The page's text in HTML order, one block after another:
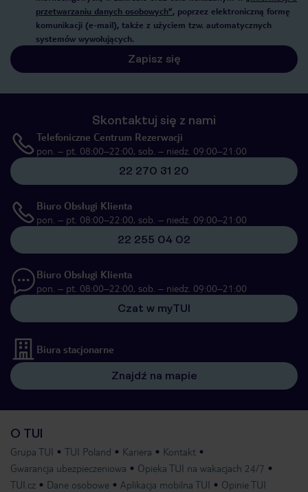
przetwarzaniu danych osobowych”, poprzez elektroniczną formę
komunikacji (e-mail), także z użyciem tzw. automatycznych
systemów wywołujących.
Zapisz się
Skontaktuj się z nami
Telefoniczne Centrum Rezerwacji
pon. – pt. 08:00–22:00, sob. – niedz. 09:00–21:00
22 270 31 20
Biuro Obsługi Klienta
pon. – pt. 08:00–22:00, sob. – niedz. 09:00–21:00
22 255 04 02
Biuro Obsługi Klienta
pon. – pt. 08:00–22:00, sob. – niedz. 09:00–21:00
Czat w myTUI
Biura stacjonarne
Znajdź na mapie
O TUI
Grupa TUI TUI Poland Kariera
Kontakt
Gwarancja ubezpieczeniowa
Opieka TUI na wakacjach 24/7
TUI.cz
Dane osobowe Aplikacja mobilna TUI Opinie TUI